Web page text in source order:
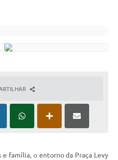
família, o entorno da Praça Levy